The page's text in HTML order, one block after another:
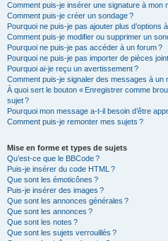
Comment puis-je insérer une signature à mon
Comment puis-je créer un sondage ?
Pourquoi ne puis-je pas ajouter plus d’options
Comment puis-je modifier ou supprimer un
Pourquoi ne puis-je pas accéder à un forum ?
Pourquoi ne puis-je pas importer de pièces
Pourquoi ai-je reçu un avertissement ?
Comment puis-je signaler des messages à un
À quoi sert le bouton « Enregistrer comme
sujet ?
Pourquoi mon message a-t-il besoin d’être
Comment puis-je remonter mes sujets ?
Mise en forme et types de sujets
Qu’est-ce que le BBCode ?
Puis-je insérer du code HTML ?
Que sont les émoticônes ?
Puis-je insérer des images ?
Que sont les annonces générales ?
Que sont les annonces ?
Que sont les notes ?
Que sont les sujets verrouillés ?